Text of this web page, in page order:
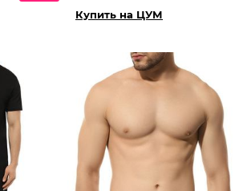
Купить на ЦУМ